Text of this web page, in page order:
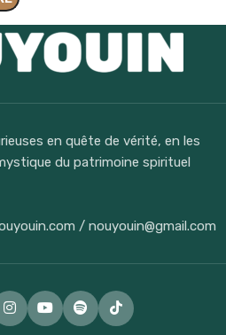
en quête de vérité, en les
du patrimoine spirituel
/ nouyouin@gmail.com